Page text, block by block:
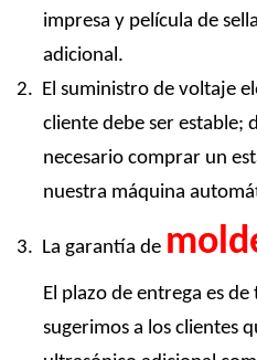
impresa y película de
adicional.
2. El suministro de voltaje
cliente debe ser estable;
necesario comprar un
nuestra máquina
3. La garantía de
El plazo de entrega es
sugerimos a los clientes